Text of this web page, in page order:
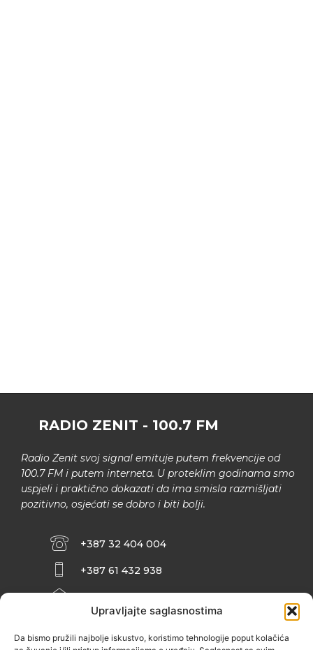
Upravljajte saglasnostima
Da bismo pružili najbolje iskustvo, koristimo tehnologije poput kolačića
RADIO ZENIT - 100.7 FM
Radio Zenit svoj signal emituje putem frekvencije od
100.7 FM i putem interneta. U proteklim godinama smo
uspjeli i praktično dokazati da ima smisla razmišljati
pozitivno, osjećati se dobro i biti bolji.
+387 32 404 004
+387 61 432 938
INFO@ZENIT.BA
ZENIČANKA, 3. SPRAT), 72000 ZENICA